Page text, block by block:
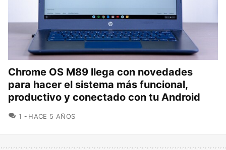
Chrome OS M89 llega con novedades
para hacer el sistema más funcional,
productivo y conectado con tu Android
1 COMENTARIOS
HACE 5 AÑOS